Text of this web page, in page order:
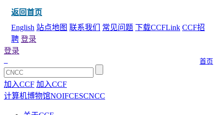
返回首页
English 站点地图 联系我们 常见问题 下载CCFLink CCF招
聘 登录
首页
登录
加入CCF 加入CCF
计算机博物馆NOIFCESCNCC